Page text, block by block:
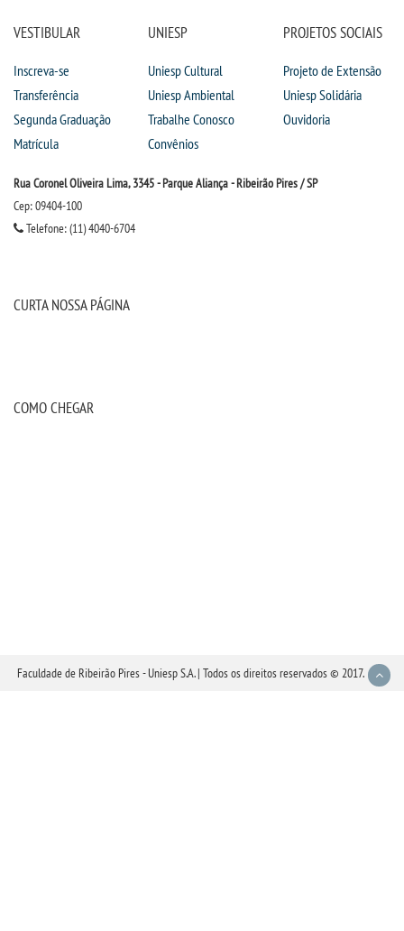
VESTIBULAR
Inscreva-se
Transferência
Segunda Graduação
Matrícula
UNIESP
Uniesp Cultural
Uniesp Ambiental
Trabalhe Conosco
Convênios
PROJETOS SOCIAIS
Projeto de Extensão
Uniesp Solidária
Ouvidoria
Rua Coronel Oliveira Lima, 3345 - Parque Aliança - Ribeirão Pires / SP
Cep: 09404-100
Telefone: (11) 4040-6704
CURTA NOSSA PÁGINA
COMO CHEGAR
Faculdade de Ribeirão Pires - Uniesp S.A. | Todos os direitos reservados © 2017.